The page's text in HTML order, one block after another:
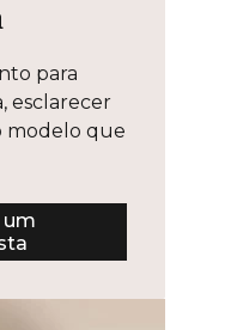
para
esclarecer
modelo que
um